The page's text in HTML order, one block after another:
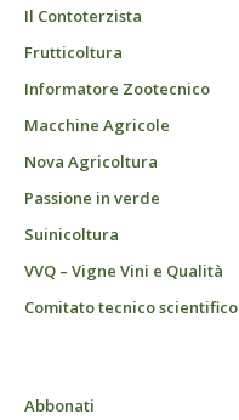
Il Contoterzista
Frutticoltura
Informatore Zootecnico
Macchine Agricole
Nova Agricoltura
Passione in verde
Suinicoltura
VVQ – Vigne Vini e Qualità
Comitato tecnico scientifico
Abbonati